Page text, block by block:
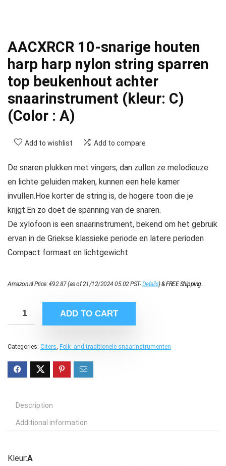
AACXRCR 10-snarige houten
harp harp nylon string sparren
top beukenhout achter
snaarinstrument (kleur: C)
(Color : A)
Add to wishlist Add to compare
De snaren plukken met vingers, dan zullen ze melodieuze
en lichte geluiden maken, kunnen een hele kamer
invullen.Hoe korter de string is, de hogere toon die je
krijgt.En zo doet de spanning van de snaren.
De xylofoon is een snaarinstrument, bekend om het gebruik
ervan in de Griekse klassieke periode en latere perioden
Compact formaat en lichtgewicht
Amazon.nl Price:€92.87(as of 21/12/2024 05:02 PST-Details)&FREE Shipping.
ADD TO CART
Categories: Citers, Folk- and traditionele snaarinstrumenten
Description
Additional information
Kleur:A